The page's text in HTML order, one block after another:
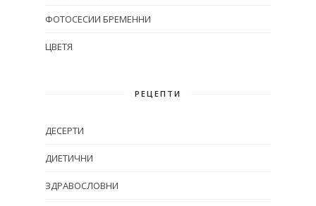
ФОТОСЕСИИ БРЕМЕННИ
ЦВЕТЯ
РЕЦЕПТИ
ДЕСЕРТИ
ДИЕТИЧНИ
ЗДРАВОСЛОВНИ